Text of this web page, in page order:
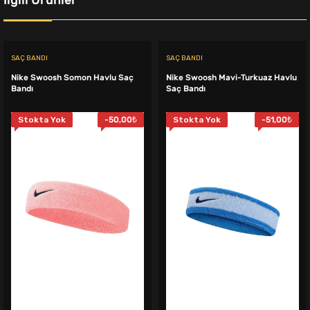
SAÇ BANDI
Nike Swoosh Somon Havlu Saç
Bandı
Stokta Yok -50,00₺
SAÇ BANDI
Nike Swoosh Mavi-Turkuaz Havlu
Saç Bandı
Stokta Yok -51,00₺